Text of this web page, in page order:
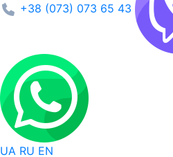
+38 (073) 073 65 43
UA RU EN